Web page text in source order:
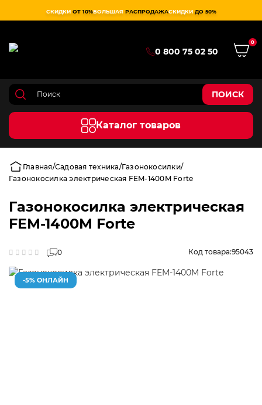
СКИДКИ ОТ 10%БОЛЬШАЯ РАСПРОДАЖАСКИДКИ ДО 50%
0 800 75 02 50
0
ПОИСК
Каталог товаров
Главная Садовая техника Газонокосилки
Газонокосилка электрическая FEM-1400M Forte
Газонокосилка электрическая
FEM-1400M Forte
0 Код товара:95043
-5% ОНЛАЙН